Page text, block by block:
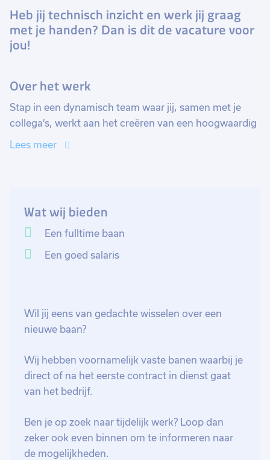
Heb jij technisch inzicht en werk jij graag
met je handen? Dan is dit de vacature voor
jou!
Over het werk
Stap in een dynamisch team waar jij, samen met je
collega’s, werkt aan het creëren van een hoogwaardig
eindproduct. Je dagelijkse werkzaamheden omvatten
kennismaken met alle facetten van de fabriek, van het
bewerken van hout tot TOP kozijn, zodat jij inzicht
krijgt in het volledige productieproces. Sluit je aan bij
dit team en bouw mee aan de toekomst!
Lees meer
Wat wij bieden
Een fulltime baan
Een goed salaris
Wil jij eens van gedachte wisselen over een
nieuwe baan?
Wij hebben voornamelijk vaste banen waarbij je
direct of na het eerste contract in dienst gaat
van het bedrijf.
Ben je op zoek naar tijdelijk werk? Loop dan
zeker ook even binnen om te informeren naar
de mogelijkheden.